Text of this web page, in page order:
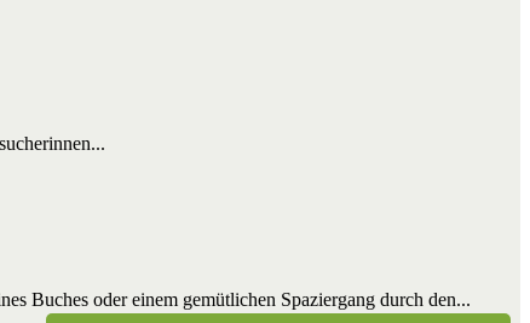
Buches oder einem gemütlichen Spaziergang durch den...